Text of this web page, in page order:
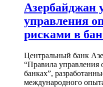
Азербайджан
управления
рисками в
Центральный банк
“Правила
банках”,
международного